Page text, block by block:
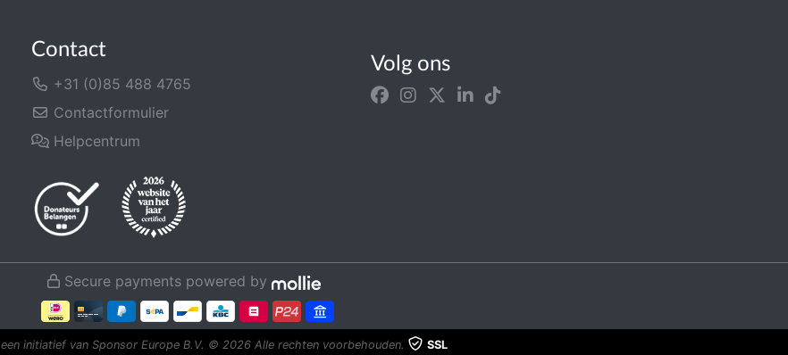
Contact
+31 (0)85 488 4765
Contactformulier
Helpcentrum
Volg ons
Secure payments powered by
initiatief van Sponsor Europe B.V. © 2026 Alle rechten voorbehouden. SSL